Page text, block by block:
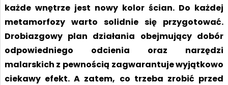
każde wnętrze jest nowy kolor ścian. Do każdej
metamorfozy warto solidnie się przygotować.
Drobiazgowy plan działania obejmujący dobór
odpowiedniego odcienia oraz narzędzi
malarskich z pewnością zagwarantuje wyjątkowo
ciekawy efekt. A zatem, co trzeba zrobić przed